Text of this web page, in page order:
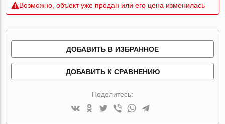
Возможно, объект уже продан или его цена изменилась
ДОБАВИТЬ В ИЗБРАННОЕ
ДОБАВИТЬ К СРАВНЕНИЮ
Поделитесь: